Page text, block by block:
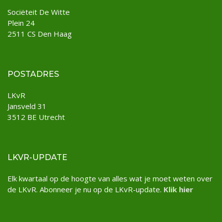
Sociëteit De Witte
Plein 24
2511 CS Den Haag
POSTADRES
LKvR
Jansveld 31
3512 BE Utrecht
LKVR-UPDATE
Elk kwartaal op de hoogte van alles wat je moet weten over
de LKvR. Abonneer je nu op de LKvR-update. Klik hier